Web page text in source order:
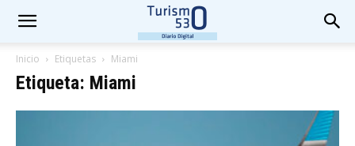
Inicio Etiquetas Miami
Etiqueta: Miami